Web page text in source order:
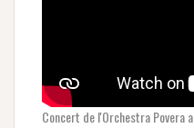
Concert de l'Orchestra Povera